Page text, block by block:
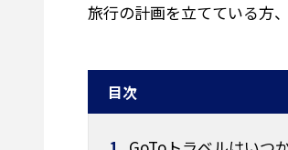
旅行の計画を立てている方
目次